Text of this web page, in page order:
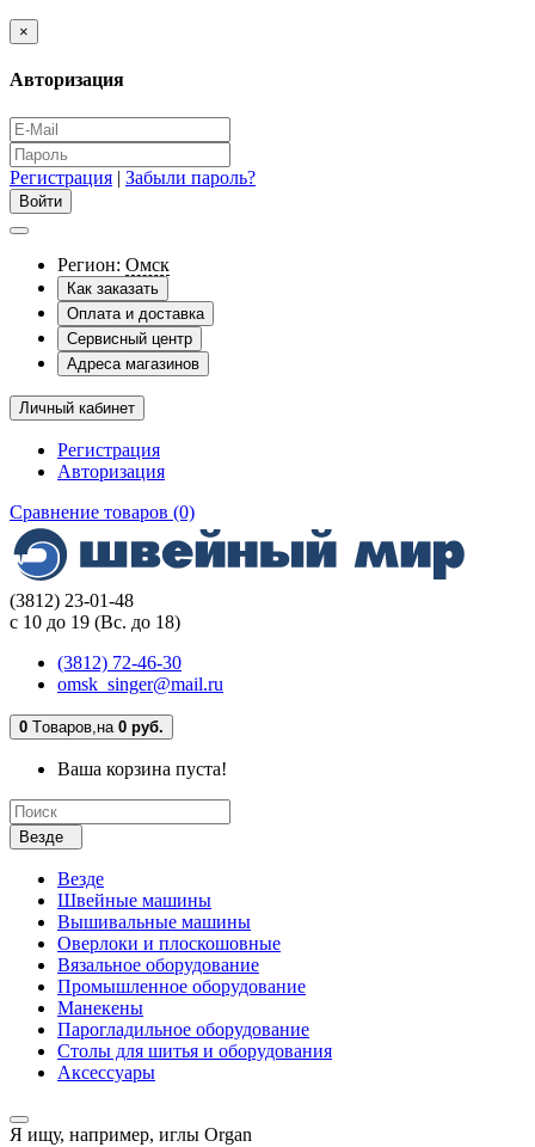
×
Авторизация
Регистрация | Забыли пароль?
Регион: Омск
Как заказать
Оплата и доставка
Сервисный центр
Адреса магазинов
Личный кабинет
Регистрация
Авторизация
Сравнение товаров (0)
(3812) 23-01-48
с 10 до 19 (Вс. до 18)
(3812) 72-46-30
omsk_singer@mail.ru
0 Tоваров,на 0 руб.
Ваша корзина пуста!
Везде
Везде
Швейные машины
Вышивальные машины
Оверлоки и плоскошовные
Вязальное оборудование
Промышленное оборудование
Манекены
Парогладильное оборудование
Столы для шитья и оборудования
Аксессуары
Я ищу, например, иглы Organ